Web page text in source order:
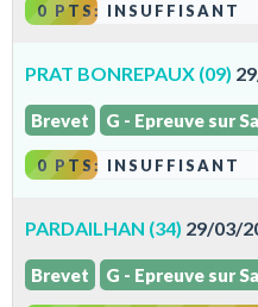
0 PTS: INSUFFISANT
PRAT BONREPAUX (09)
Brevet G - Epreuve sur
0 PTS: INSUFFISANT
PARDAILHAN (34) 29/03/
Brevet G - Epreuve sur